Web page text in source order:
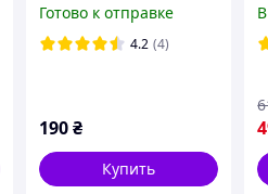
кошек, 3,8 л (1,6 кг)
Готово к отправке
4.2 (4)
190₴
Купить